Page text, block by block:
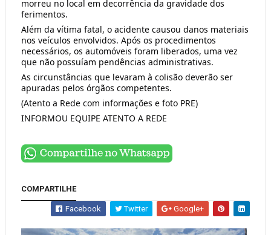
morreu no local em decorrência da gravidade dos
ferimentos.
Além da vítima fatal, o acidente causou danos materiais
nos veículos envolvidos. Após os procedimentos
necessários, os automóveis foram liberados, uma vez
que não possuíam pendências administrativas.
As circunstâncias que levaram à colisão deverão ser
apuradas pelos órgãos competentes.
(Atento a Rede com informações e foto PRE)
INFORMOU EQUIPE ATENTO A REDE
COMPARTILHE
Facebook Twitter Google+